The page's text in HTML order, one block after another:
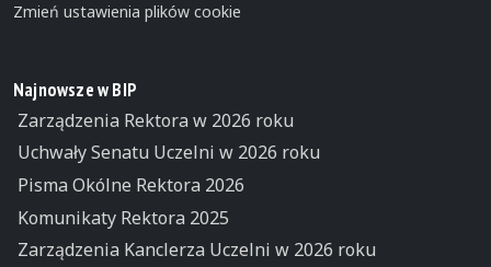
Zmień ustawienia plików cookie
Najnowsze w BIP
Zarządzenia Rektora w 2026 roku
Uchwały Senatu Uczelni w 2026 roku
Pisma Okólne Rektora 2026
Komunikaty Rektora 2025
Zarządzenia Kanclerza Uczelni w 2026 roku